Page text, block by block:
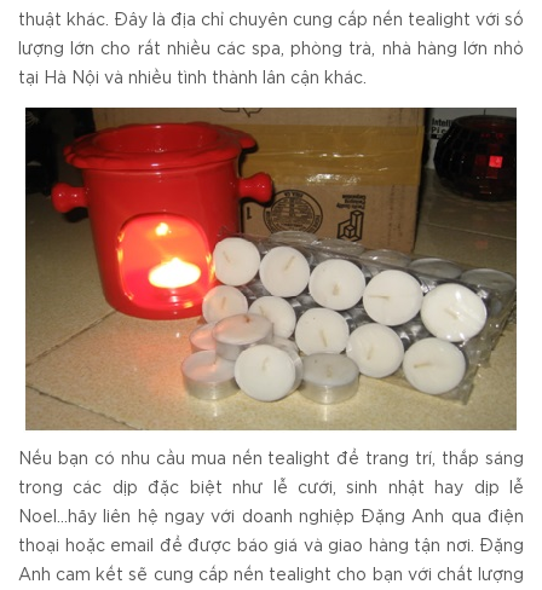
thuật khác. Đây là địa chỉ chuyên cung cấp nến tealight với số
lượng lớn cho rất nhiều các spa, phòng trà, nhà hàng lớn nhỏ
tại Hà Nội và nhiều tình thành lân cận khác.
Nếu bạn có nhu cầu mua nến tealight để trang trí, thắp sáng
trong các dịp đặc biệt như lễ cưới, sinh nhật hay dịp lễ
Noel...hãy liên hệ ngay với doanh nghiệp Đặng Anh qua điện
thoại hoặc email để được báo giá và giao hàng tận nơi. Đặng
Anh cam kết sẽ cung cấp nến tealight cho bạn với chất lượng